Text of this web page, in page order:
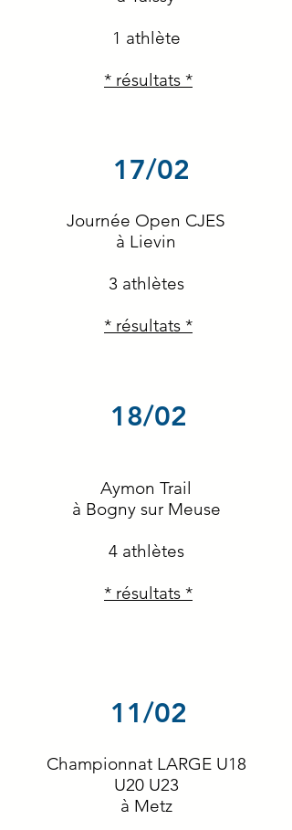
1 athlète
* résultats *
17/02
Journée Open CJES
à Lievin
3 athlètes
* résultats *
18/02
Aymon Trail
à Bogny sur Meuse
4 athlètes
* résultats *
11/02
Championnat LARGE U18
U20 U23
à Metz